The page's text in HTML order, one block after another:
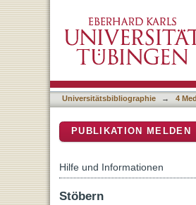
Universitätsbibliographie → 4
PUBLIKATION MELDEN
Hilfe und Informationen
Stöbern